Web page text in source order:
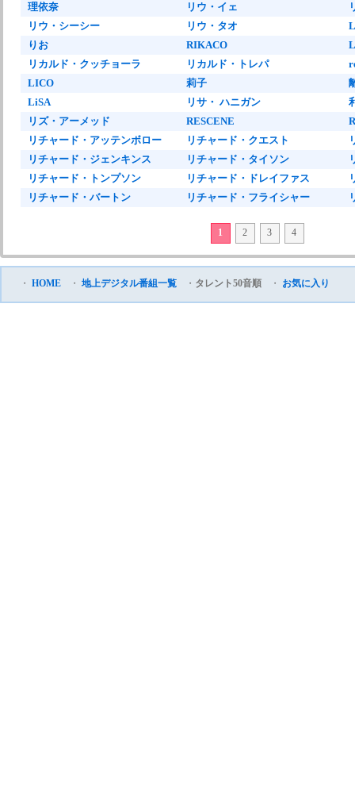
理依奈
リウ・イェ
リウ・シーシー
リウ・タオ
りお
RIKACO
リカルド・クッチョーラ
リカルド・トレパ
LICO
莉子
LiSA
リサ・ ハニガン
リズ・アーメッド
RESCENE
リチャード・アッテンボロー
リチャード・クエスト
リチャード・ジェンキンス
リチャード・タイソン
リチャード・トンプソン
リチャード・ドレイファス
リチャード・バートン
リチャード・フライシャー
1 2 3 4
・ HOME ・ 地上デジタル番組一覧 ・ タレント50音順 ・ お気に入り